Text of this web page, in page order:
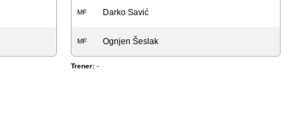
MF Darko Savić
MF Ognjen Šeslak
Trener: -